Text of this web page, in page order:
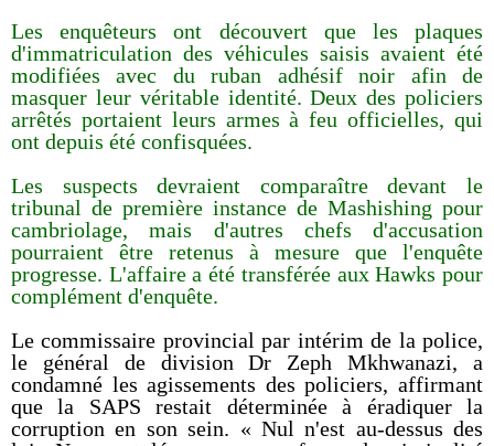
Les enquêteurs ont découvert que les plaques
d'immatriculation des véhicules saisis avaient été
modifiées avec du ruban adhésif noir afin de
masquer leur véritable identité. Deux des policiers
arrêtés portaient leurs armes à feu officielles, qui
ont depuis été confisquées.
Les suspects devraient comparaître devant le
tribunal de première instance de Mashishing pour
cambriolage, mais d'autres chefs d'accusation
pourraient être retenus à mesure que l'enquête
progresse. L'affaire a été transférée aux Hawks pour
complément d'enquête.
Le commissaire provincial par intérim de la police,
le général de division Dr Zeph Mkhwanazi, a
condamné les agissements des policiers, affirmant
que la SAPS restait déterminée à éradiquer la
corruption en son sein. « Nul n'est au-dessus des